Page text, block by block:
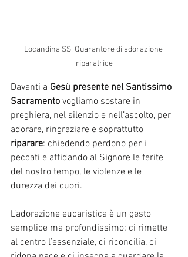
Locandina SS. Quarantore di adorazione
riparatrice
Davanti a Gesù presente nel Santissimo
Sacramento vogliamo sostare in
preghiera, nel silenzio e nell’ascolto, per
adorare, ringraziare e soprattutto
riparare: chiedendo perdono per i
peccati e affidando al Signore le ferite
del nostro tempo, le violenze e le
durezza dei cuori.
L’adorazione eucaristica è un gesto
semplice ma profondissimo: ci rimette
al centro l’essenziale, ci riconcilia, ci